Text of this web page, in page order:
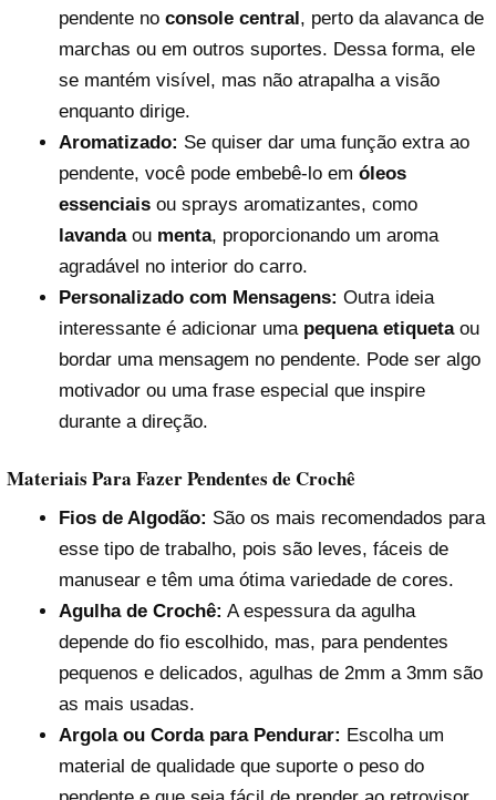
pendente no console central , perto da alavanca de
marchas ou em outros suportes. Dessa forma, ele
se mantém visível, mas não atrapalha a visão
enquanto dirige.
Aromatizado: Se quiser dar uma função extra ao
pendente, você pode embebê-lo em óleos
essenciaisou sprays aromatizantes, como
lavandaou menta, proporcionando um aroma
agradável no interior do carro.
Personalizado com Mensagens: Outra ideia
interessante é adicionar uma pequena etiquetaou
bordar uma mensagem no pendente. Pode ser algo
motivador ou uma frase especial que inspire
durante a direção.
Materiais Para Fazer Pendentes de Crochê
Fios de Algodão: São os mais recomendados para
esse tipo de trabalho, pois são leves, fáceis de
manusear e têm uma ótima variedade de cores.
Agulha de Crochê: A espessura da agulha
depende do fio escolhido, mas, para pendentes
pequenos e delicados, agulhas de 2mm a 3mm são
as mais usadas.
Argola ou Corda para Pendurar: Escolha um
material de qualidade que suporte o peso do